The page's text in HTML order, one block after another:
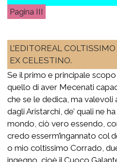
III
L’EDITOREAL
EX CELESTINO.
Se il primo e principale
quello di aver Mecenati
che se le dedica, ma valevoli
dagli Aristarchi, de’ quali ne
mondo, ciò vero essendo,
credo esserm’ingannato col
o mio coltissimo Corrado,
ingegno, cioè il Cuoco